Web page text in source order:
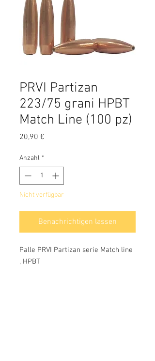
PRVI Partizan
223/75 grani HPBT
Match Line (100 pz)
20,90 €
Anzahl *
Nicht verfügbar
Benachrichtigen lassen
Palle PRVI Partizan serie Match line
, HPBT